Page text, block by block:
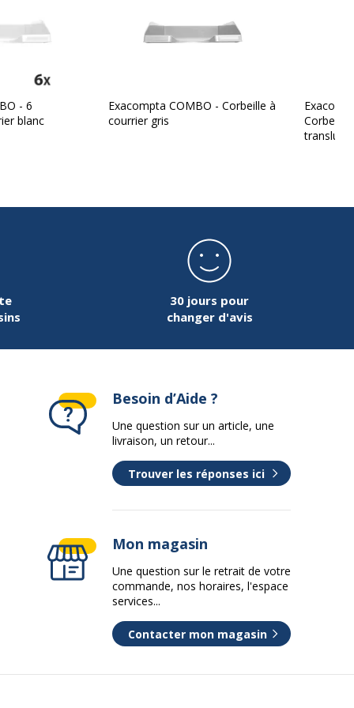
- 6
blanc
Exacompta COMBO - Corbeille à
courrier gris
30 jours pour
changer d'avis
Besoin d’Aide ?
Une question sur un article, une
livraison, un retour...
Trouver les réponses ici
Mon magasin
Une question sur le retrait de votre
commande, nos horaires, l'espace
services...
Contacter mon magasin